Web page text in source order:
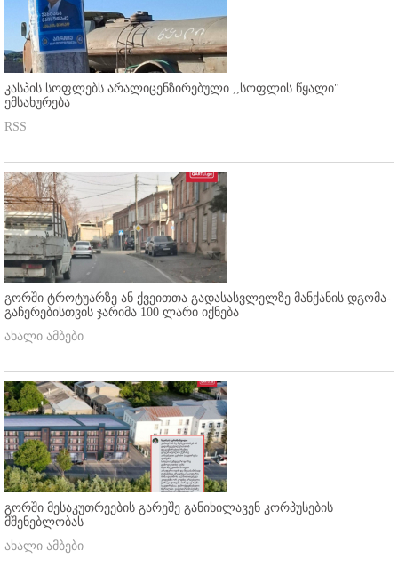
კასპის სოფლებს არალიცენზირებული ,,სოფლის წყალი"
ემსახურება
RSS
გორში ტროტუარზე ან ქვეითთა გადასასვლელზე მანქანის დგომა-
გაჩერებისთვის ჯარიმა 100 ლარი იქნება
ახალი ამბები
გორში მესაკუთრეების გარეშე განიხილავენ კორპუსების
მშენებლობას
ახალი ამბები